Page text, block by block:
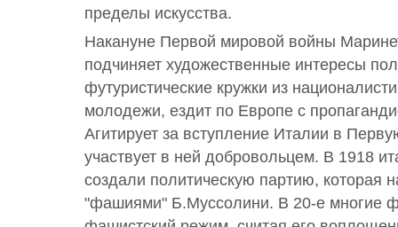
пределы искусства.
Накануне Первой мировой войны
подчиняет художественные интересы
футуристические кружки из
молодежи, ездит по Европе с
Агитирует за вступление Италии в
участвует в ней добровольцем. В 1918
создали политическую партию, которая
"фашиями" Б.Муссолини. В 20-е многие